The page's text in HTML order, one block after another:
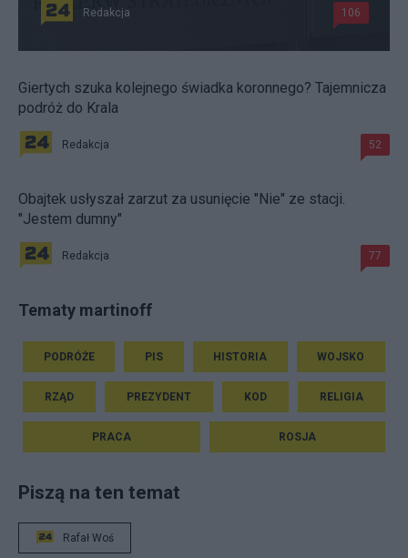
Redakcja 106
Giertych szuka kolejnego świadka koronnego? Tajemnicza
podróż do Krala
Redakcja 52
Obajtek usłyszał zarzut za usunięcie "Nie" ze stacji.
"Jestem dumny"
Redakcja 77
Tematy martinoff
PODRÓŻE PIS HISTORIA WOJSKO
RZĄD PREZYDENT KOD RELIGIA
PRACA ROSJA
Piszą na ten temat
Rafał Woś